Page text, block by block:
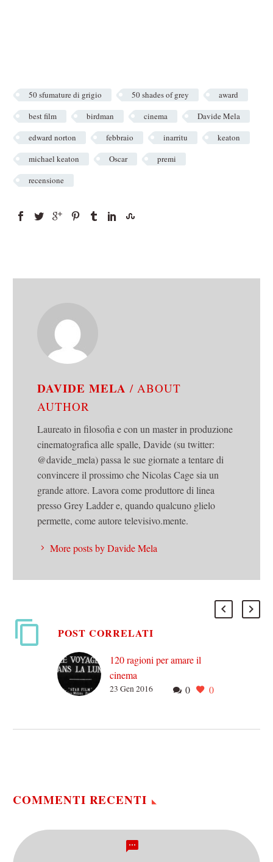
50 sfumature di grigio 50 shades of grey
award
best film
birdman cinema
Davide Mela
edward norton
febbraio inarritu
keaton
michael keaton
Oscar
premi
recensione
DAVIDE MELA/ ABOUT
AUTHOR
Laureato in filosofia e con un master in produzione
cinematografica alle spalle, Davide (su twitter:
@davide_mela) passa le sue giornate a tentare di
convincere il prossimo che Nicolas Cage sia un
grande attore. Lavora come produttore di linea
presso Grey Ladder e, quando qualcuno glielo
permette, come autore televisivo.mente.
More posts by Davide Mela
POST CORRELATI
120 ragioni per amare il
cinema
Questo articolo nasce con
0 0
23 Gen 2016
COMMENTI RECENTI